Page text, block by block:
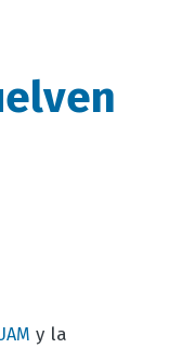
y la